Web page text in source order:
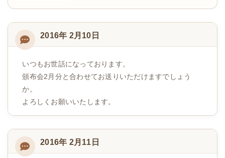
2016年 2月10日
いつもお世話になっております。
頒布会2月分と合わせてお送りいただけますでしょう
か。
よろしくお願いいたします。
2016年 2月11日